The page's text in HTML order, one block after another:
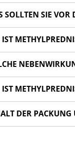
SOLLTEN SIE
IST
DER